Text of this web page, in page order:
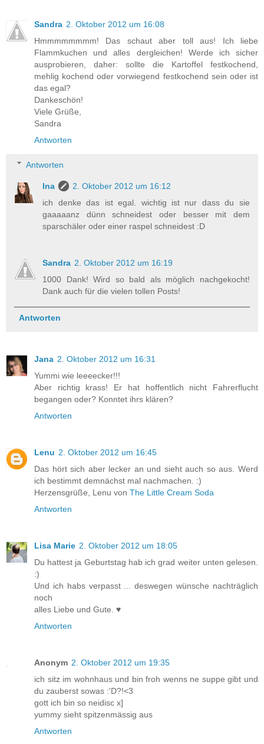
Sandra 2. Oktober 2012 um 16:08
Hmmmmmmmm! Das schaut aber toll aus! Ich liebe
Flammkuchen und alles dergleichen! Werde ich sicher
ausprobieren, daher: sollte die Kartoffel festkochend,
mehlig kochend oder vorwiegend festkochend sein oder ist
das egal?
Dankeschön!
Viele Grüße,
Sandra
Antworten
Antworten
Ina
2. Oktober 2012 um 16:12
ich denke das ist egal. wichtig ist nur dass du sie
gaaaaanz dünn schneidest oder besser mit dem
sparschäler oder einer raspel schneidest :D
Sandra 2. Oktober 2012 um 16:19
1000 Dank! Wird so bald als möglich nachgekocht!
Dank auch für die vielen tollen Posts!
Antworten
Jana 2. Oktober 2012 um 16:31
Yummi wie leeeecker!!!
Aber richtig krass! Er hat hoffentlich nicht Fahrerflucht
begangen oder? Konntet ihrs klären?
Antworten
Lenu 2. Oktober 2012 um 16:45
Das hört sich aber lecker an und sieht auch so aus. Werd
ich bestimmt demnächst mal nachmachen. :)
Herzensgrüße, Lenu von The Little Cream Soda
Antworten
Lisa Marie 2. Oktober 2012 um 18:05
Du hattest ja Geburtstag hab ich grad weiter unten gelesen.
:)
Und ich habs verpasst ... deswegen wünsche nachträglich
noch
alles Liebe und Gute. ♥
Antworten
Anonym 2. Oktober 2012 um 19:35
ich sitz im wohnhaus und bin froh wenns ne suppe gibt und
du zauberst sowas :'D?!<3
gott ich bin so neidisc x]
yummy sieht spitzenmässig aus
Antworten